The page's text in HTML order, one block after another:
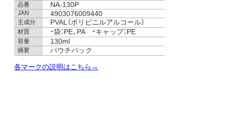
品番 NA-130P
JAN 4903076009440
主成分 PVAL（ポリビニルアルコール）
材質 ・袋：PE、PA ・キャップ：PE
容量 130ml
摘要 パウチパック
各マークの説明はこちら→